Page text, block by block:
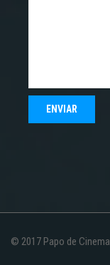
© 2017 Papo de Cinema